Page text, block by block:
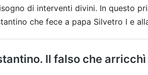
di interventi divini. In questo
che fece a papa Silvetro I e